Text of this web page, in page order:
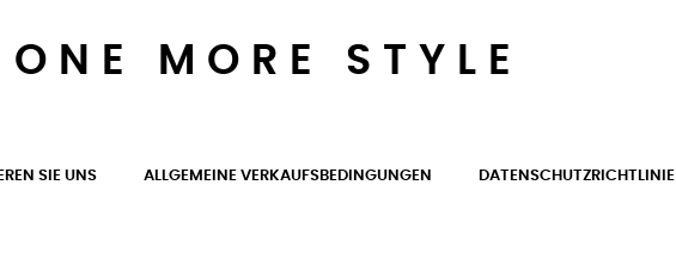
ONE MORE STYLE
SIE UNS ALLGEMEINE VERKAUFSBEDINGUNGEN DATENSCHUTZRICHTLINIE